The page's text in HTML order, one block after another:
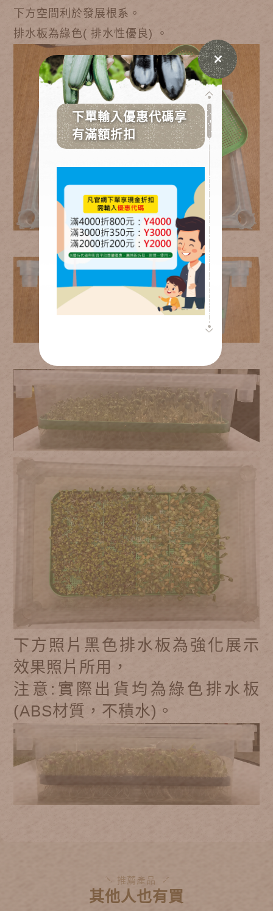
下方空間利於發展根系。
排水板為綠色( 排水性優良) 。
下方照片黑色排水板為強化展示
效果照片所用，
注意:實際出貨均為綠色排水板
(ABS材質，不積水)。
推薦產品
其他人也有買